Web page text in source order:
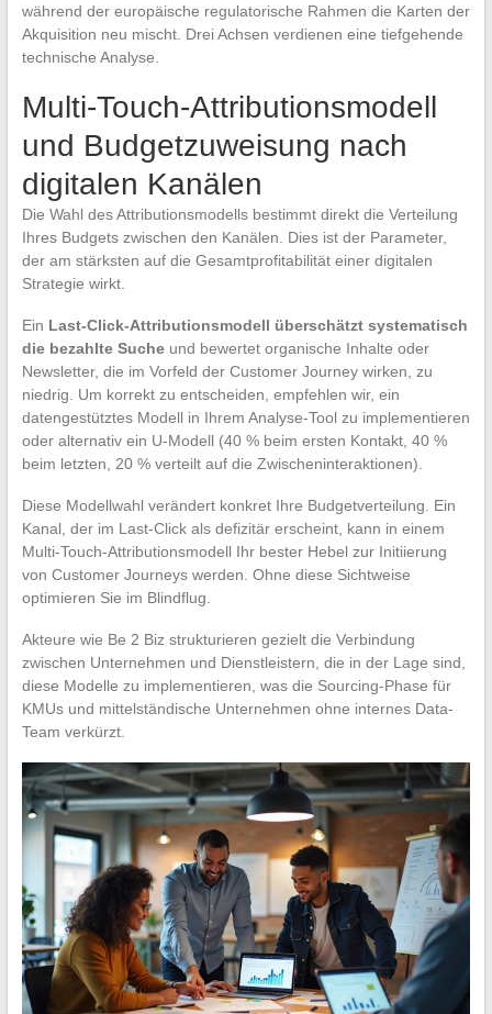
während der europäische regulatorische Rahmen die Karten der
Akquisition neu mischt. Drei Achsen verdienen eine tiefgehende
technische Analyse.
Multi-Touch-Attributionsmodell
und Budgetzuweisung nach
digitalen Kanälen
Die Wahl des Attributionsmodells bestimmt direkt die Verteilung
Ihres Budgets zwischen den Kanälen. Dies ist der Parameter,
der am stärksten auf die Gesamtprofitabilität einer digitalen
Strategie wirkt.
Ein Last-Click-Attributionsmodell überschätzt systematisch
die bezahlte Sucheund bewertet organische Inhalte oder
Newsletter, die im Vorfeld der Customer Journey wirken, zu
niedrig. Um korrekt zu entscheiden, empfehlen wir, ein
datengestütztes Modell in Ihrem Analyse-Tool zu implementieren
oder alternativ ein U-Modell (40 % beim ersten Kontakt, 40 %
beim letzten, 20 % verteilt auf die Zwischeninteraktionen).
Diese Modellwahl verändert konkret Ihre Budgetverteilung. Ein
Kanal, der im Last-Click als defizitär erscheint, kann in einem
Multi-Touch-Attributionsmodell Ihr bester Hebel zur Initiierung
von Customer Journeys werden. Ohne diese Sichtweise
optimieren Sie im Blindflug.
Akteure wie Be 2 Biz strukturieren gezielt die Verbindung
zwischen Unternehmen und Dienstleistern, die in der Lage sind,
diese Modelle zu implementieren, was die Sourcing-Phase für
KMUs und mittelständische Unternehmen ohne internes Data-
Team verkürzt.